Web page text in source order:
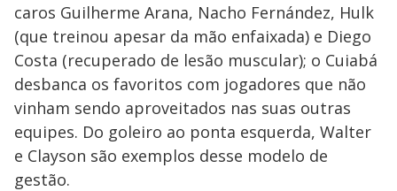
caros Guilherme Arana, Nacho Fernández, Hulk
(que treinou apesar da mão enfaixada) e Diego
Costa (recuperado de lesão muscular); o Cuiabá
desbanca os favoritos com jogadores que não
vinham sendo aproveitados nas suas outras
equipes. Do goleiro ao ponta esquerda, Walter
e Clayson são exemplos desse modelo de
gestão.